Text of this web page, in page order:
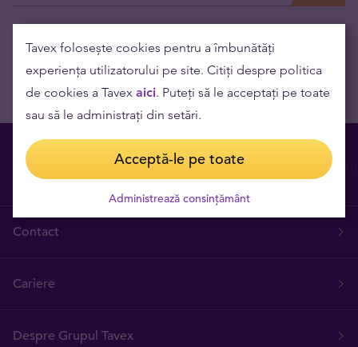
Contact
Cariere
Despre Grupul Tavex
Tavex folosește cookies pentru a îmbunătăți
experiența utilizatorului pe site. Citiți despre politica
de cookies a Tavex aici. Puteți să le acceptați pe toate
sau să le administrați din setări.
Acceptă-le pe toate
Administrează consințământ